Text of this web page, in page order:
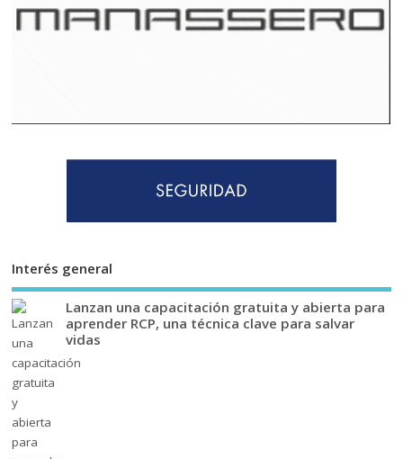
Interés general
Lanzan una capacitación gratuita y abierta para
aprender RCP, una técnica clave para salvar
vidas